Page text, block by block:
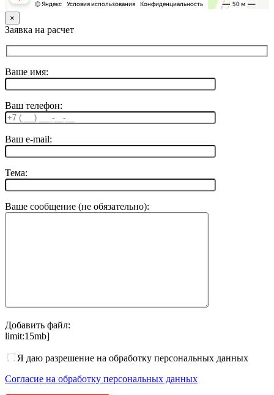
×
Заявка на расчет
Ваше имя:
Ваш телефон:
Ваш e-mail:
Тема:
Ваше сообщение (не обязательно):
Добавить файл:
limit:15mb]
Я даю разрешение на обработку персональных данных
Согласие на обработку персональных данных